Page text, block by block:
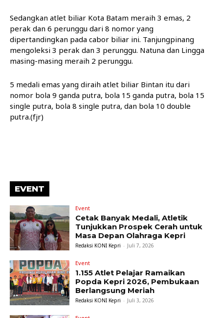
Sedangkan atlet biliar Kota Batam meraih 3 emas, 2
perak dan 6 perunggu dari 8 nomor yang
dipertandingkan pada cabor biliar ini. Tanjungpinang
mengoleksi 3 perak dan 3 perunggu. Natuna dan Lingga
masing-masing meraih 2 perunggu.
5 medali emas yang diraih atlet biliar Bintan itu dari
nomor bola 9 ganda putra, bola 15 ganda putra, bola 15
single putra, bola 8 single putra, dan bola 10 double
putra.(fjr)
EVENT
Event
Cetak Banyak Medali, Atletik
Tunjukkan Prospek Cerah untuk
Masa Depan Olahraga Kepri
Redaksi KONI Kepri - Juli 7, 2026
Event
1.155 Atlet Pelajar Ramaikan
Popda Kepri 2026, Pembukaan
Berlangsung Meriah
Redaksi KONI Kepri - Juli 3, 2026